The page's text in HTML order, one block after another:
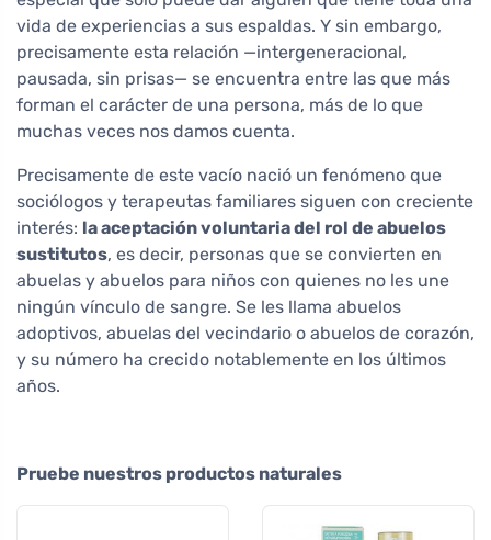
vida de experiencias a sus espaldas. Y sin embargo,
precisamente esta relación —intergeneracional,
pausada, sin prisas— se encuentra entre las que más
forman el carácter de una persona, más de lo que
muchas veces nos damos cuenta.
Precisamente de este vacío nació un fenómeno que
sociólogos y terapeutas familiares siguen con creciente
interés: la aceptación voluntaria del rol de abuelos
sustitutos, es decir, personas que se convierten en
abuelas y abuelos para niños con quienes no les une
ningún vínculo de sangre. Se les llama abuelos
adoptivos, abuelas del vecindario o abuelos de corazón,
y su número ha crecido notablemente en los últimos
años.
Pruebe nuestros productos naturales